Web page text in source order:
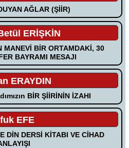
AĞLAR (ŞİİR)
ERİŞKİN
MANEVİ BİR ORTAMDAKİ, 30
BAYRAMI MESAJI
ERAYDIN
BİR ŞİİRİNİN İZAHI
EFE
DİN DERSİ KİTABI VE CİHAD